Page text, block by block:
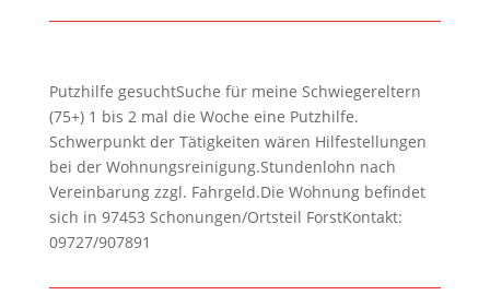
Putzhilfe gesuchtSuche für meine Schwiegereltern
(75+) 1 bis 2 mal die Woche eine Putzhilfe.
Schwerpunkt der Tätigkeiten wären Hilfestellungen
bei der Wohnungsreinigung.Stundenlohn nach
Vereinbarung zzgl. Fahrgeld.Die Wohnung befindet
sich in 97453 Schonungen/Ortsteil ForstKontakt:
09727/907891